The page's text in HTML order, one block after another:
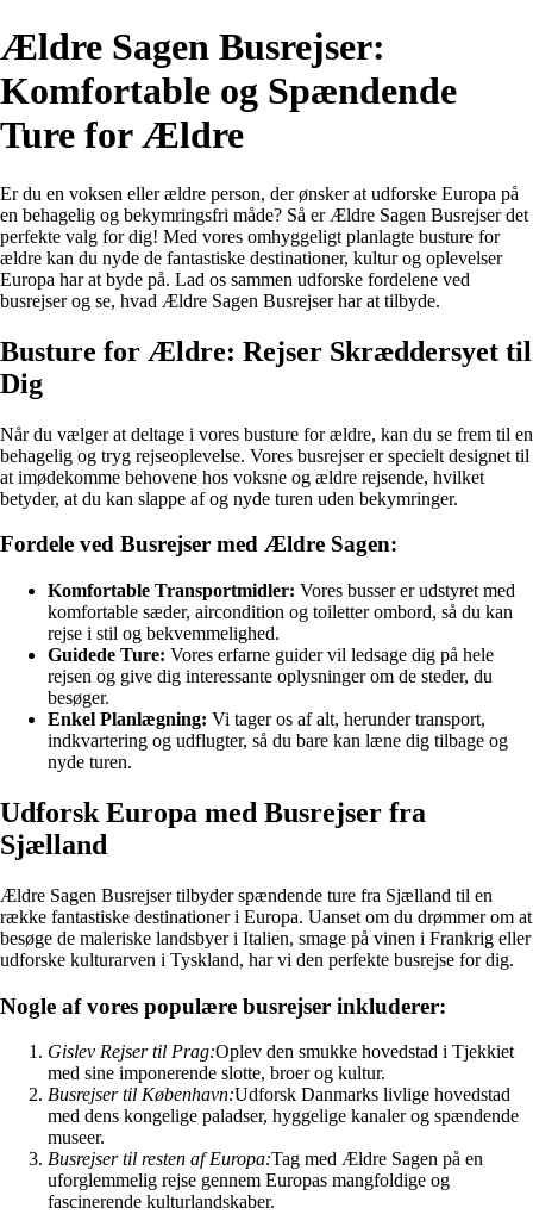
Ældre Sagen Busrejser:
Komfortable og Spændende
Ture for Ældre
Er du en voksen eller ældre person, der ønsker at udforske Europa på
en behagelig og bekymringsfri måde? Så er Ældre Sagen Busrejser det
perfekte valg for dig! Med vores omhyggeligt planlagte busture for
ældre kan du nyde de fantastiske destinationer, kultur og oplevelser
Europa har at byde på. Lad os sammen udforske fordelene ved
busrejser og se, hvad Ældre Sagen Busrejser har at tilbyde.
Busture for Ældre: Rejser Skræddersyet til
Dig
Når du vælger at deltage i vores busture for ældre, kan du se frem til en
behagelig og tryg rejseoplevelse. Vores busrejser er specielt designet til
at imødekomme behovene hos voksne og ældre rejsende, hvilket
betyder, at du kan slappe af og nyde turen uden bekymringer.
Fordele ved Busrejser med Ældre Sagen:
Komfortable Transportmidler: Vores busser er udstyret med
komfortable sæder, aircondition og toiletter ombord, så du kan
rejse i stil og bekvemmelighed.
Guidede Ture: Vores erfarne guider vil ledsage dig på hele
rejsen og give dig interessante oplysninger om de steder, du
besøger.
Enkel Planlægning: Vi tager os af alt, herunder transport,
indkvartering og udflugter, så du bare kan læne dig tilbage og
nyde turen.
Udforsk Europa med Busrejser fra
Sjælland
Ældre Sagen Busrejser tilbyder spændende ture fra Sjælland til en
række fantastiske destinationer i Europa. Uanset om du drømmer om at
besøge de maleriske landsbyer i Italien, smage på vinen i Frankrig eller
udforske kulturarven i Tyskland, har vi den perfekte busrejse for dig.
Nogle af vores populære busrejser inkluderer:
Gislev Rejser til Prag:Oplev den smukke hovedstad i Tjekkiet
med sine imponerende slotte, broer og kultur.
Busrejser til København:Udforsk Danmarks livlige hovedstad
med dens kongelige paladser, hyggelige kanaler og spændende
museer.
Busrejser til resten af Europa:Tag med Ældre Sagen på en
uforglemmelig rejse gennem Europas mangfoldige og
fascinerende kulturlandskaber.